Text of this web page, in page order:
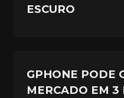
ESCURO
GPHONE PODE
MERCADO EM 3